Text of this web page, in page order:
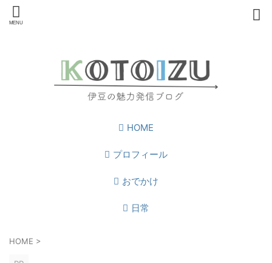
HOME
プロフィール
おでかけ
日常
HOME >